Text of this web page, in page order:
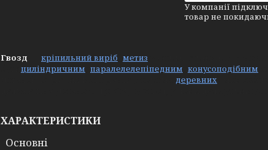
У компанії
товар не
Гвозд кріпильний виріб метиз
циліндричним паралелелепіпедним конусоподібним
деревних
ХАРАКТЕРИСТИКИ
Основні